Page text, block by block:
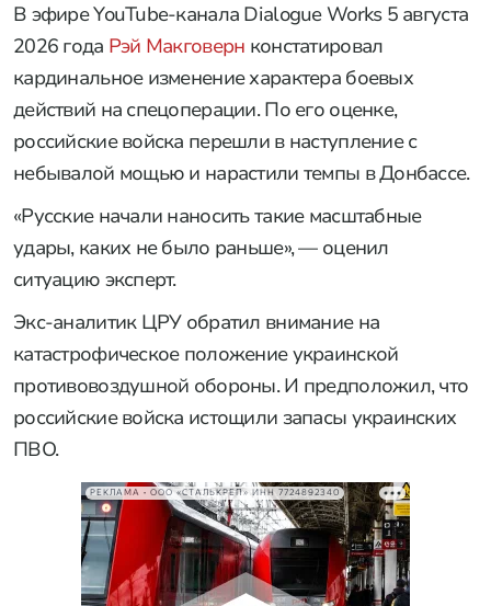
В эфире YouTube-канала Dialogue Works 5 августа
2026 года Рэй Макговерн констатировал
кардинальное изменение характера боевых
действий на спецоперации. По его оценке,
российские войска перешли в наступление с
небывалой мощью и нарастили темпы в Донбассе.
«Русские начали наносить такие масштабные
удары, каких не было раньше», — оценил
ситуацию эксперт.
Экс-аналитик ЦРУ обратил внимание на
катастрофическое положение украинской
противовоздушной обороны. И предположил, что
российские войска истощили запасы украинских
ПВО.
РЕКЛАМА • ООО «СТАЛЬКРЕП» ИНН 7724892340